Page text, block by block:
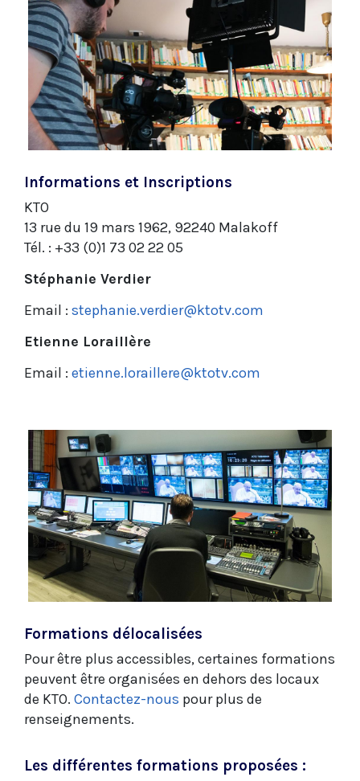
Informations et Inscriptions
KTO
13 rue du 19 mars 1962, 92240 Malakoff
Tél. : +33 (0)1 73 02 22 05
Stéphanie Verdier
Email : stephanie.verdier@ktotv.com
Etienne Loraillère
Email : etienne.loraillere@ktotv.com
Formations délocalisées
Pour être plus accessibles, certaines formations
peuvent être organisées en dehors des locaux
de KTO. Contactez-nous pour plus de
renseignements.
Les différentes formations proposées :